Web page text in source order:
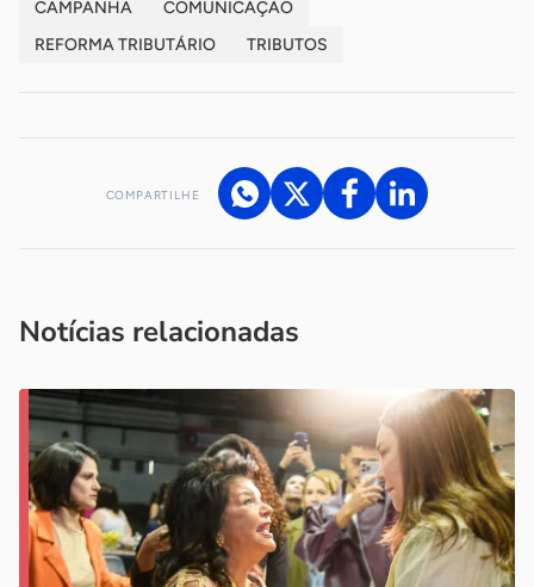
CAMPANHA
COMUNICAÇÃO
REFORMA TRIBUTÁRIO
TRIBUTOS
COMPARTILHE
Notícias relacionadas